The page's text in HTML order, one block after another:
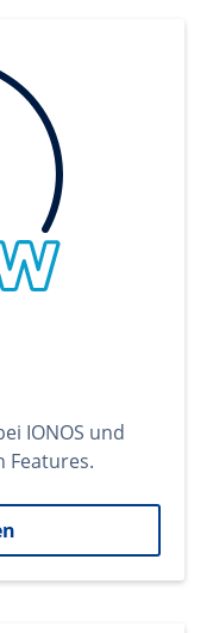
IONOS und
Features.